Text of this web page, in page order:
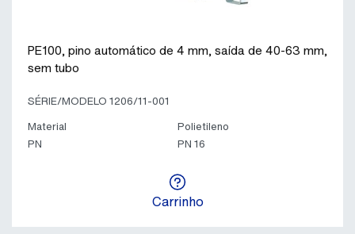
PE100, pino automático de 4 mm, saída de 40-63 mm,
sem tubo
SÉRIE/MODELO 1206/11-001
Material
Polietileno
PN
PN 16
Carrinho